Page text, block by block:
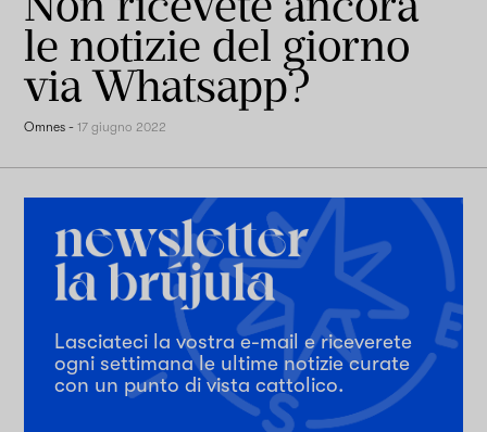
le notizie del giorno
via Whatsapp?
Omnes -17 giugno 2022
Lasciateci la vostra e-mail e riceverete
ogni settimana le ultime notizie curate
con un punto di vista cattolico.